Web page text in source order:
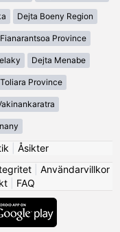
Dejta Boeny Region
Province
Dejta Menabe
Province
Åsikter
| Användarvillkor
| FAQ